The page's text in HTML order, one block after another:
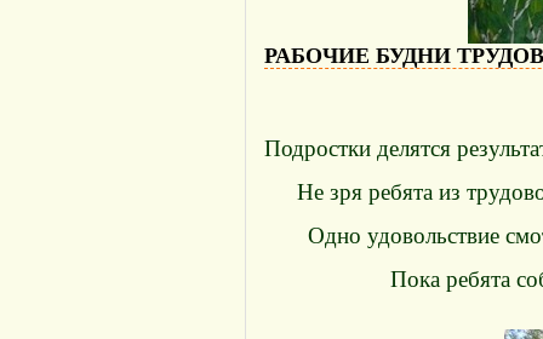
РАБОЧИЕ БУДНИ
Подростки делятся
Не зря ребята из
Одно удовольствие
Пока ребята